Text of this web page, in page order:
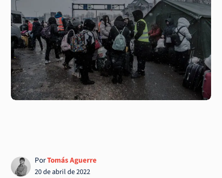
PorTomás Aguerre
20 de abril de 2022